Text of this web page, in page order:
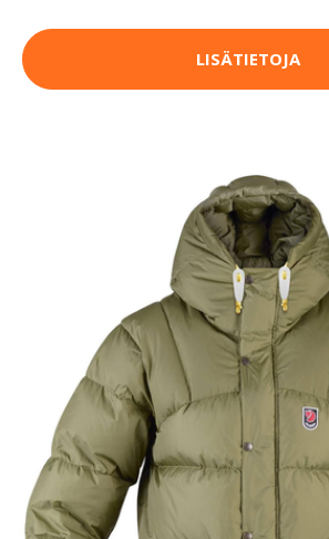
LISÄTIETOJA